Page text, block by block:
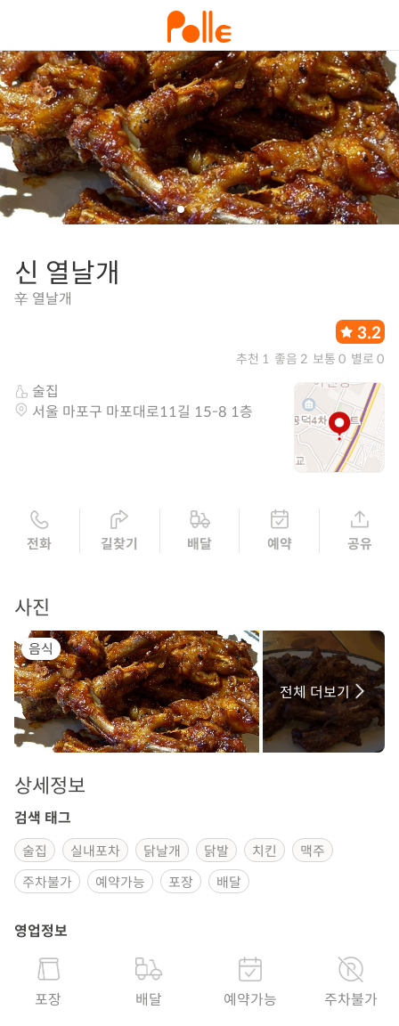
신 열날개
辛 열날개
3.2
추천 1 좋음 2 보통 0 별로 0
술집
서울 마포구 마포대로11길 15-8 1층
전화 길찾기 배달 예약 공유
사진
음식
전체 더보기
상세정보
검색 태그
술집 실내포차 닭날개 닭발 치킨
맥주
주차불가
예약가능 포장 배달
영업정보
포장 배달 예약가능 주차불가